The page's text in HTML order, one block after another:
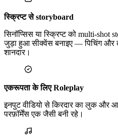
स्क्रिप्ट से storyboard
सिनॉप्सिस या स्क्रिप्ट को multi-
जुड़ा हुआ सीक्वेंस बनाइए — पिचिंग और
शानदार।
एकरूपता के लिए Roleplay
इनपुट वीडियो से किरदार का लुक और
परफ़ॉर्मेंस एक जैसी बनी रहे।